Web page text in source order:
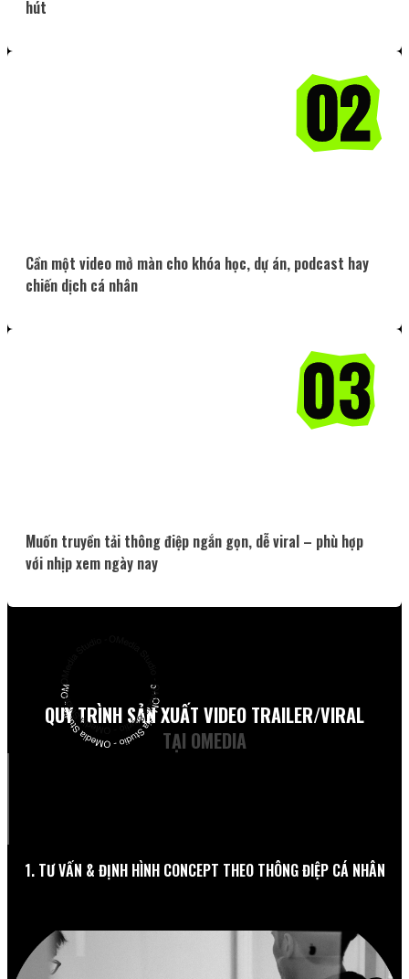
hút
Cần một video mở màn cho khóa học, dự án, podcast hay
chiến dịch cá nhân
Muốn truyền tải thông điệp ngắn gọn, dễ viral – phù hợp
với nhịp xem ngày nay
QUY TRÌNH SẢN XUẤT VIDEO TRAILER/VIRAL
TẠI OMEDIA
1. TƯ VẤN & ĐỊNH HÌNH CONCEPT THEO THÔNG ĐIỆP CÁ NHÂN